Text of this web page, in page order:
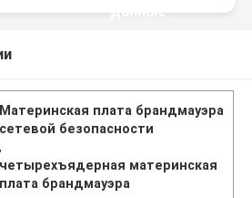
данные
Материнская плата брандмауэра
сетевой безопасности
,
четырехъядерная материнская
плата брандмауэра